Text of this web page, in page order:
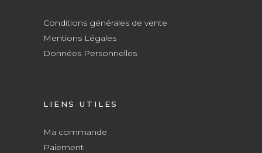
Conditions générales de vente
Mentions Légales
Données Personnelles
LIENS UTILES
Ma commande
Paiement